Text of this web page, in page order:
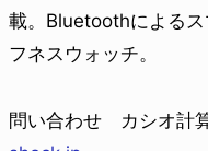
載。Bluetoothによる
フネスウォッチ。
問い合わせ カシオ